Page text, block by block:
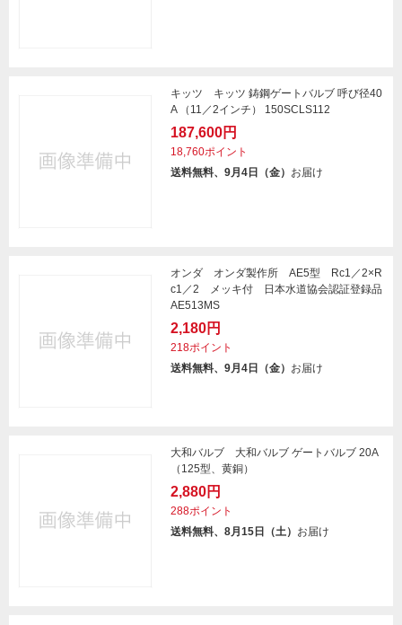
キッツ キッツ 鋳鋼ゲートバルブ 呼び径40
A （11／2インチ） 150SCLS112
187,600円
18,760ポイント
送料無料、9月4日（金） お届け
オンダ オンダ製作所 AE5型 Rc1／2×R
c1／2 メッキ付 日本水道協会認証登録品
AE513MS
2,180円
218ポイント
送料無料、9月4日（金） お届け
大和バルブ 大和バルブ ゲートバルブ 20A
（125型、黄銅）
2,880円
288ポイント
送料無料、8月15日（土） お届け